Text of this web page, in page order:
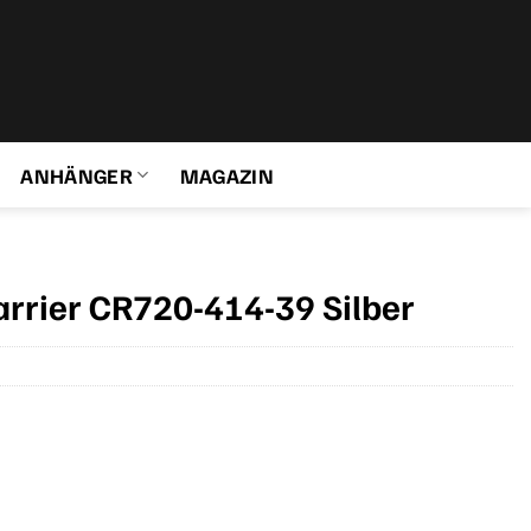
ANHÄNGER MAGAZIN
CR720-414-39 Silber